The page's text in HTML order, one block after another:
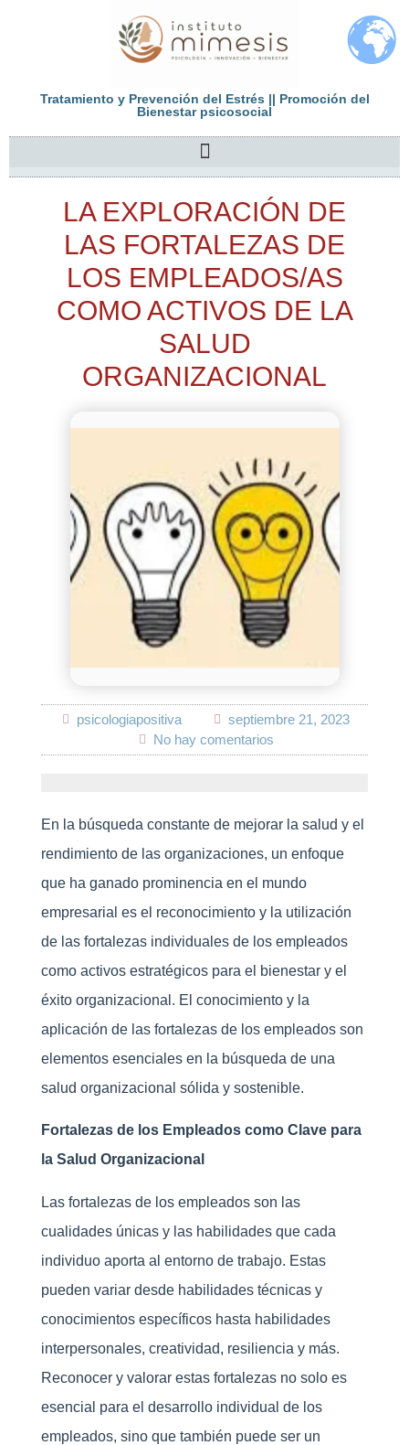
Tratamiento y Prevención del Estrés || Promoción del
Bienestar psicosocial
LA EXPLORACIÓN DE
LAS FORTALEZAS DE
LOS EMPLEADOS/AS
COMO ACTIVOS DE LA
SALUD
ORGANIZACIONAL
psicologiapositiva
septiembre 21, 2023
No hay comentarios
En la búsqueda constante de mejorar la salud y el
rendimiento de las organizaciones, un enfoque
que ha ganado prominencia en el mundo
empresarial es el reconocimiento y la utilización
de las fortalezas individuales de los empleados
como activos estratégicos para el bienestar y el
éxito organizacional. El conocimiento y la
aplicación de las fortalezas de los empleados son
elementos esenciales en la búsqueda de una
salud organizacional sólida y sostenible.
Fortalezas de los Empleados como Clave para
la Salud Organizacional
Las fortalezas de los empleados son las
cualidades únicas y las habilidades que cada
individuo aporta al entorno de trabajo. Estas
pueden variar desde habilidades técnicas y
conocimientos específicos hasta habilidades
interpersonales, creatividad, resiliencia y más.
Reconocer y valorar estas fortalezas no solo es
esencial para el desarrollo individual de los
empleados, sino que también puede ser un